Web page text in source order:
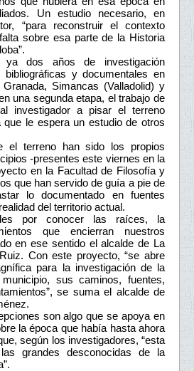
Un estudio necesario, en
“para reconstruir el contexto
sobre esa parte de la Historia
ya dos años de investigación
bibliográficas y documentales en
Simancas (Valladolid) y
una segunda etapa, el trabajo de
investigador a pisar el terreno
le espera un estudio de otros
el terreno han sido los propios
-presentes este viernes en la
en la Facultad de Filosofía y
que han servido de guía a pie de
lo documentado en fuentes
del territorio actual.
por conocer las raíces, la
que encierran nuestros
en ese sentido el alcalde de La
Con este proyecto, “se abre
para la investigación de la
sus caminos, fuentes,
se suma el alcalde de
son algo que se apoya en
la época que había hasta ahora
según los investigadores, “esta
grandes desconocidas de la